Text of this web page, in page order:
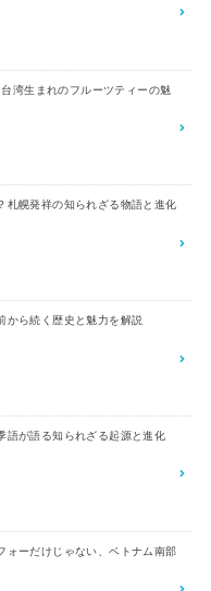
湾生まれのフルーツティーの魅
札幌発祥の知られざる物語と進化
から続く歴史と魅力を解説
語が語る知られざる起源と進化
ォーだけじゃない、ベトナム南部